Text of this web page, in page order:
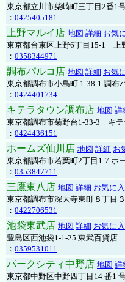
東京都立川市柴崎町三丁目2番1
： 0425405181
上野マルイ店 地図 詳細 お気
東京都台東区上野6丁目15-1 上
： 0358344971
調布パルコ店 地図 詳細 お気
東京都調布市小島町 1-38-1 調布
： 0424401734
キテラタウン調布店 地図 詳
東京都調布市菊野台1-33-3 キテ
： 0424436151
ホームズ仙川店 地図 詳細 お
東京都調布市若葉町2丁目1-7 ホ
： 0353847711
三鷹東八店 地図 詳細 お気に
東京都調布市深大寺東町８丁目
： 0422706531
池袋東武店 地図 詳細 お気に
豊島区西池袋1-1-25 東武百貨
： 0359531011
パークシティ中野店 地図 詳
東京都中野区中野四丁目14 番1